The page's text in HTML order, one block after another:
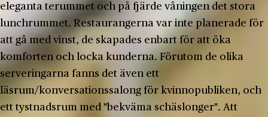
eleganta terummet och på fjärde våningen det stora
lunchrummet. Restaurangerna var inte planerade för
att gå med vinst, de skapades enbart för att öka
komforten och locka kunderna. Förutom de olika
serveringarna fanns det även ett
läsrum/konversationssalong för kvinnopubliken, och
ett tystnadsrum med "bekväma schäslonger". Att